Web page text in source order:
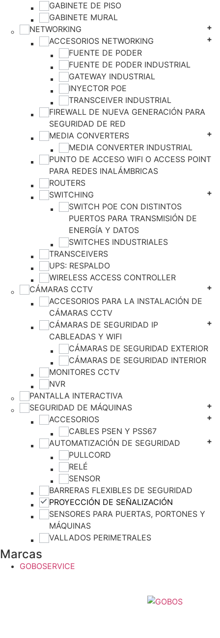
GABINETE DE PISO
GABINETE MURAL
NETWORKING
ACCESORIOS NETWORKING
FUENTE DE PODER
FUENTE DE PODER INDUSTRIAL
GATEWAY INDUSTRIAL
INYECTOR POE
TRANSCEIVER INDUSTRIAL
FIREWALL DE NUEVA GENERACIÓN PARA
SEGURIDAD DE RED
MEDIA CONVERTERS
MEDIA CONVERTER INDUSTRIAL
PUNTO DE ACCESO WIFI O ACCESS POINT
PARA REDES INALÁMBRICAS
ROUTERS
SWITCHING
SWITCH POE CON DISTINTOS
PUERTOS PARA TRANSMISIÓN DE
ENERGÍA Y DATOS
SWITCHES INDUSTRIALES
TRANSCEIVERS
UPS: RESPALDO
WIRELESS ACCESS CONTROLLER
CÁMARAS CCTV
ACCESORIOS PARA LA INSTALACIÓN DE
CÁMARAS CCTV
CÁMARAS DE SEGURIDAD IP
CABLEADAS Y WIFI
CÁMARAS DE SEGURIDAD EXTERIOR
CÁMARAS DE SEGURIDAD INTERIOR
MONITORES CCTV
NVR
PANTALLA INTERACTIVA
SEGURIDAD DE MÁQUINAS
ACCESORIOS
CABLES PSEN Y PSS67
AUTOMATIZACIÓN DE SEGURIDAD
PULLCORD
RELÉ
SENSOR
BARRERAS FLEXIBLES DE SEGURIDAD
PROYECCIÓN DE SEÑALIZACIÓN
SENSORES PARA PUERTAS, PORTONES Y
MÁQUINAS
VALLADOS PERIMETRALES
Marcas
GOBOSERVICE